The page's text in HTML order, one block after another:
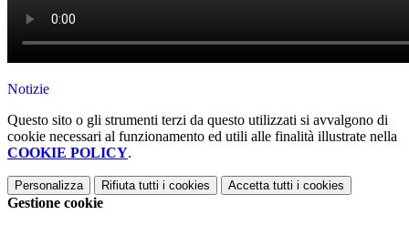
Notizie
Questo sito o gli strumenti terzi da questo utilizzati si avvalgono di
cookie necessari al funzionamento ed utili alle finalità illustrate nella
COOKIE POLICY.
Personalizza Rifiuta tutti i cookies Accetta tutti i cookies
Gestione cookie